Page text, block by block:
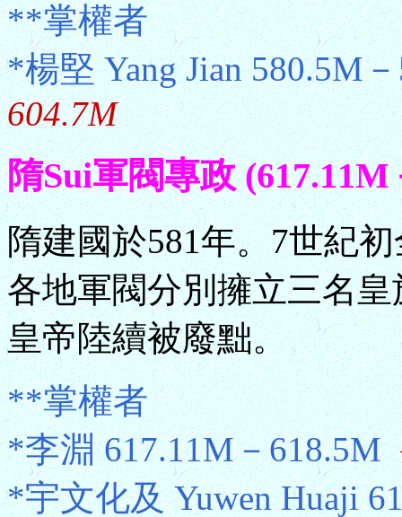
**掌權者
*楊堅 Yang Jian 580.5M
604.7M
隋Sui軍閥專政 (617.11M
隋建國於581年。7世紀
各地軍閥分別擁立三名
皇帝陸續被廢黜。
**掌權者
*李淵 617.11M－618.5M
*宇文化及 Yuwen Huaji